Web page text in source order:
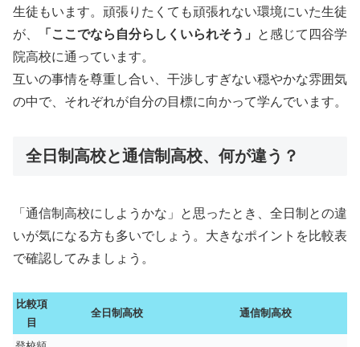
生徒もいます。頑張りたくても頑張れない環境にいた生徒
が、
「ここでなら自分らしくいられそう」
と感じて四谷学
院高校に通っています。
互いの事情を尊重し合い、干渉しすぎない穏やかな雰囲気
の中で、それぞれが自分の目標に向かって学んでいます。
全日制高校と通信制高校、何が違う？
「通信制高校にしようかな」と思ったとき、全日制との違
いが気になる方も多いでしょう。大きなポイントを比較表
で確認してみましょう。
比較項
目
全日制高校 通信制高校